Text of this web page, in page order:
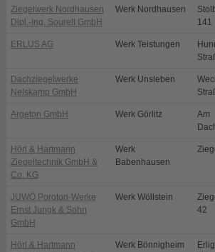
Ziegelwerk Nordhausen
Dipl.-Ing. Sourell GmbH
Werk Nordhausen
141
ERLUS AG Werk Teistungen
Dachziegelwerke
Nelskamp GmbH
Werk Unsleben
Argeton GmbH Werk Görlitz
Am
Hörl & Hartmann
Ziegeltechnik GmbH &
Co. KG
Werk
Babenhausen
JUWÖ Poroton-Werke
Ernst Jungk & Sohn
GmbH
Werk Wöllstein
42
Hörl & Hartmann
Werk Bönnigheim